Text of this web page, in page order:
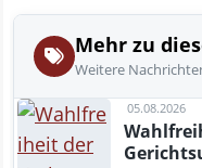
Mehr zu
Weitere
05.08.2026